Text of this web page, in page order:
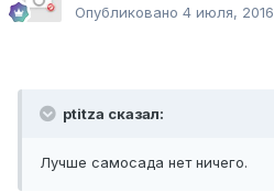
Опубликовано 4 июля, 2016
ptitza сказал:
Лучше самосада нет ничего.